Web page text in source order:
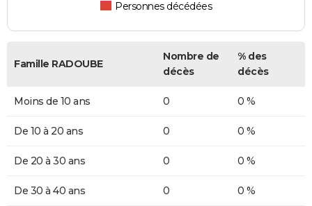
Personnes décédées
Famille RADOUBE
Nombre de
décès
% des
décès
Moins de 10 ans 0 0 %
De 10 à 20 ans 0 0 %
De 20 à 30 ans 0 0 %
De 30 à 40 ans 0 0 %